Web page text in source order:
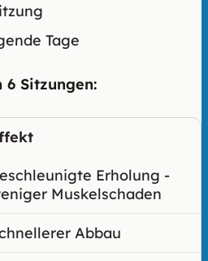
Tage
6 Sitzungen:
Erholung -
Muskelschaden
Abbau